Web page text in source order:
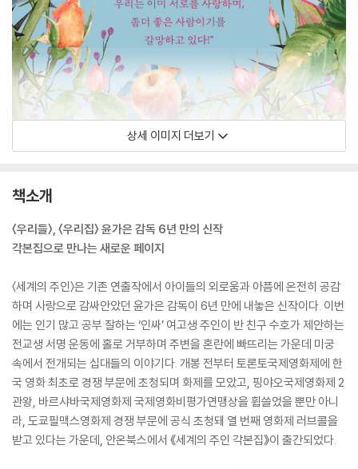
상세 이미지 더보기
책소개
〈우리들〉, 〈우리집〉 윤가은 감독 6년 만의 신작
각본집으로 만나는 새로운 페이지
〈세계의 주인〉은 기존 연출작에서 아이들의 외로움과 아픔에 온전히 공감
하며 사랑으로 감싸안았던 윤가은 감독이 6년 만에 내놓은 신작이다. 이번
에는 인기 많고 공부 잘하는 ‘인싸’ 여고생 주인이 반 친구 수호가 제안하는
전교생 서명 운동에 홀로 거부하며 주변을 혼란에 빠뜨리는 가운데 미궁
속에서 전개되는 십대들의 이야기다. 개봉 전부터 토론토국제영화제에 한
국 영화 최초로 경쟁 부문에 초청되며 화제를 모았고, 핑야오국제영화제 2
관왕, 바르샤바국제영화제 국제영화비평가연맹상을 휩쓸었을 뿐만 아니
라, 도쿄필맥스영화제 경쟁 부문에 공식 초청돼 열 번째 영화제 러브콜을
받고 있다는 가운데, 안온북스에서 《세계의 주인 각본집》이 출간되었다.